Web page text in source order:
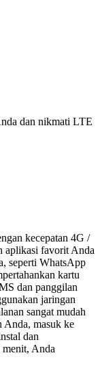
dan nikmati LTE
kecepatan 4G /
aplikasi favorit Anda
seperti WhatsApp
kartu
dan panggilan
jaringan
sangat mudah
Anda, masuk ke
dan
Anda